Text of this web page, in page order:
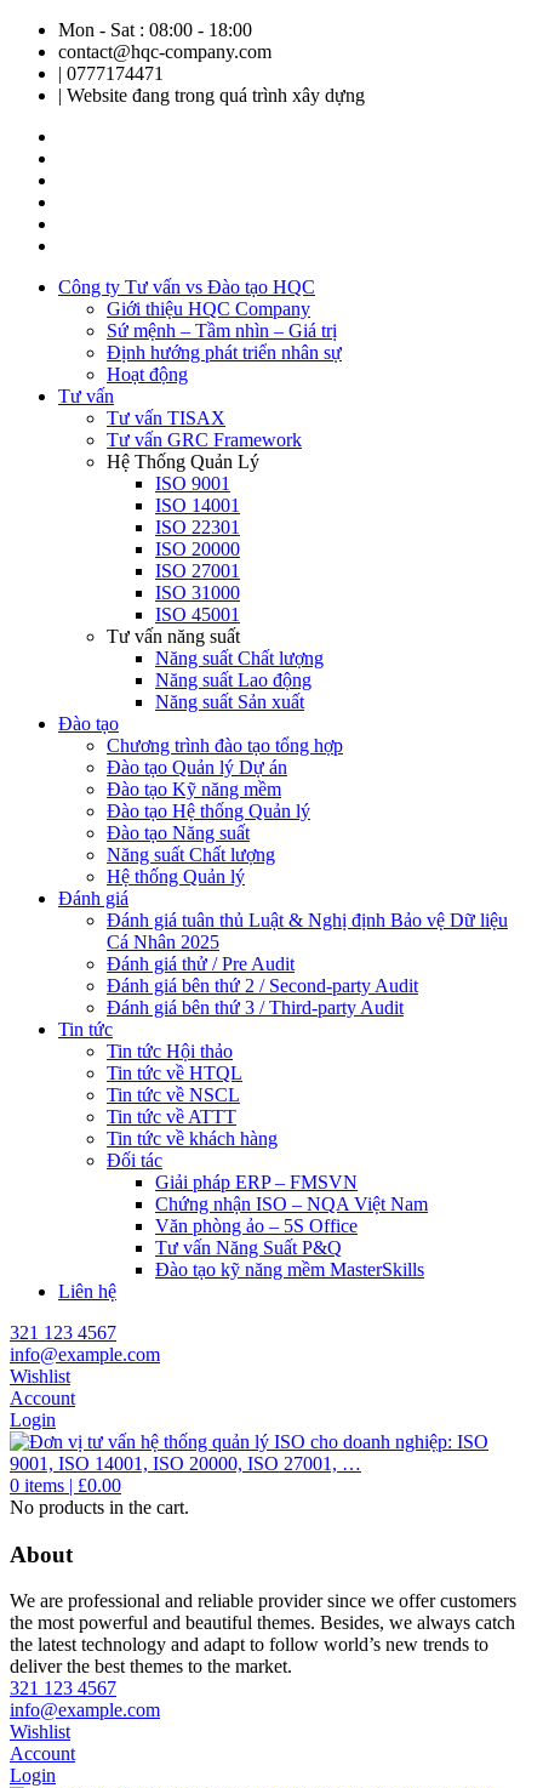
Mon - Sat : 08:00 - 18:00
contact@hqc-company.com
| 0777174471
| Website đang trong quá trình xây dựng
Công ty Tư vấn vs Đào tạo HQC
Giới thiệu HQC Company
Sứ mệnh – Tầm nhìn – Giá trị
Định hướng phát triển nhân sự
Hoạt động
Tư vấn
Tư vấn TISAX
Tư vấn GRC Framework
Hệ Thống Quản Lý
ISO 9001
ISO 14001
ISO 22301
ISO 20000
ISO 27001
ISO 31000
ISO 45001
Tư vấn năng suất
Năng suất Chất lượng
Năng suất Lao động
Năng suất Sản xuất
Đào tạo
Chương trình đào tạo tổng hợp
Đào tạo Quản lý Dự án
Đào tạo Kỹ năng mềm
Đào tạo Hệ thống Quản lý
Đào tạo Năng suất
Năng suất Chất lượng
Hệ thống Quản lý
Đánh giá
Đánh giá tuân thủ Luật & Nghị định Bảo vệ Dữ liệu
Cá Nhân 2025
Đánh giá thử / Pre Audit
Đánh giá bên thứ 2 / Second-party Audit
Đánh giá bên thứ 3 / Third-party Audit
Tin tức
Tin tức Hội thảo
Tin tức về HTQL
Tin tức về NSCL
Tin tức về ATTT
Tin tức về khách hàng
Đối tác
Giải pháp ERP – FMSVN
Chứng nhận ISO – NQA Việt Nam
Văn phòng ảo – 5S Office
Tư vấn Năng Suất P&Q
Đào tạo kỹ năng mềm MasterSkills
Liên hệ
321 123 4567
info@example.com
Wishlist
Account
Login
0 items | £0.00
No products in the cart.
About
We are professional and reliable provider since we offer customers
the most powerful and beautiful themes. Besides, we always catch
the latest technology and adapt to follow world’s new trends to
deliver the best themes to the market.
321 123 4567
info@example.com
Wishlist
Account
Login